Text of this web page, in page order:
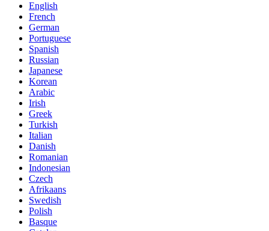
English
French
German
Portuguese
Spanish
Russian
Japanese
Korean
Arabic
Irish
Greek
Turkish
Italian
Danish
Romanian
Indonesian
Czech
Afrikaans
Swedish
Polish
Basque